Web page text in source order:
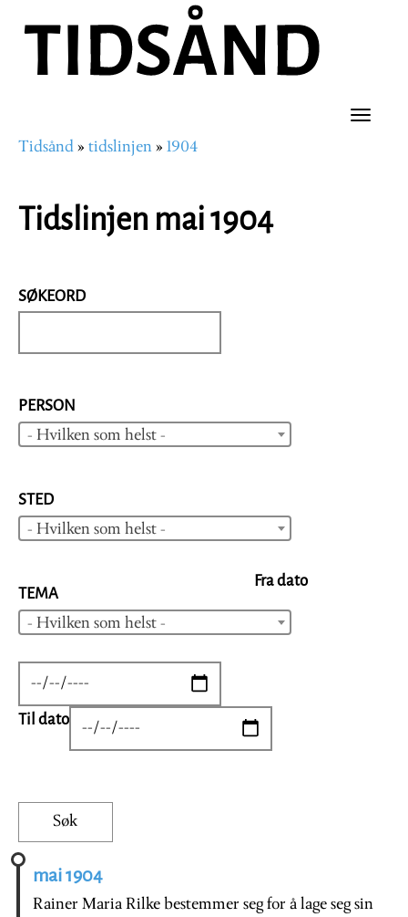
hovedinnhold
Toggle
Navigasjonssti
Tidsånd tidslinjen 1904
Tidslinjen mai 1904
SØKEORD
PERSON
- Hvilken som helst -
STED
- Hvilken som helst -
TEMA
- Hvilken som helst -
Fra dato
DATE
Til dato DATE
mai 1904
Rainer Maria Rilke bestemmer seg for å lage seg sin